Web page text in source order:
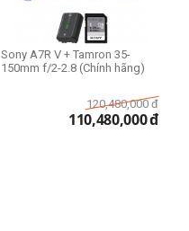
Sony A7R V + Tamron 35-
150mm f/2-2.8 (Chính hãng)
120,480,000 đ
110,480,000đ